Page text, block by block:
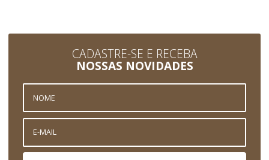
CADASTRE-SE E RECEBA
NOSSAS NOVIDADES